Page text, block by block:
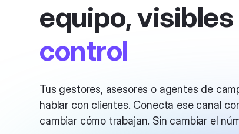
equipo,
control
Tus gestores, asesores o agentes de
hablar con clientes. Conecta ese canal
cambiar cómo trabajan. Sin cambiar el